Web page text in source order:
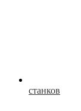
станков